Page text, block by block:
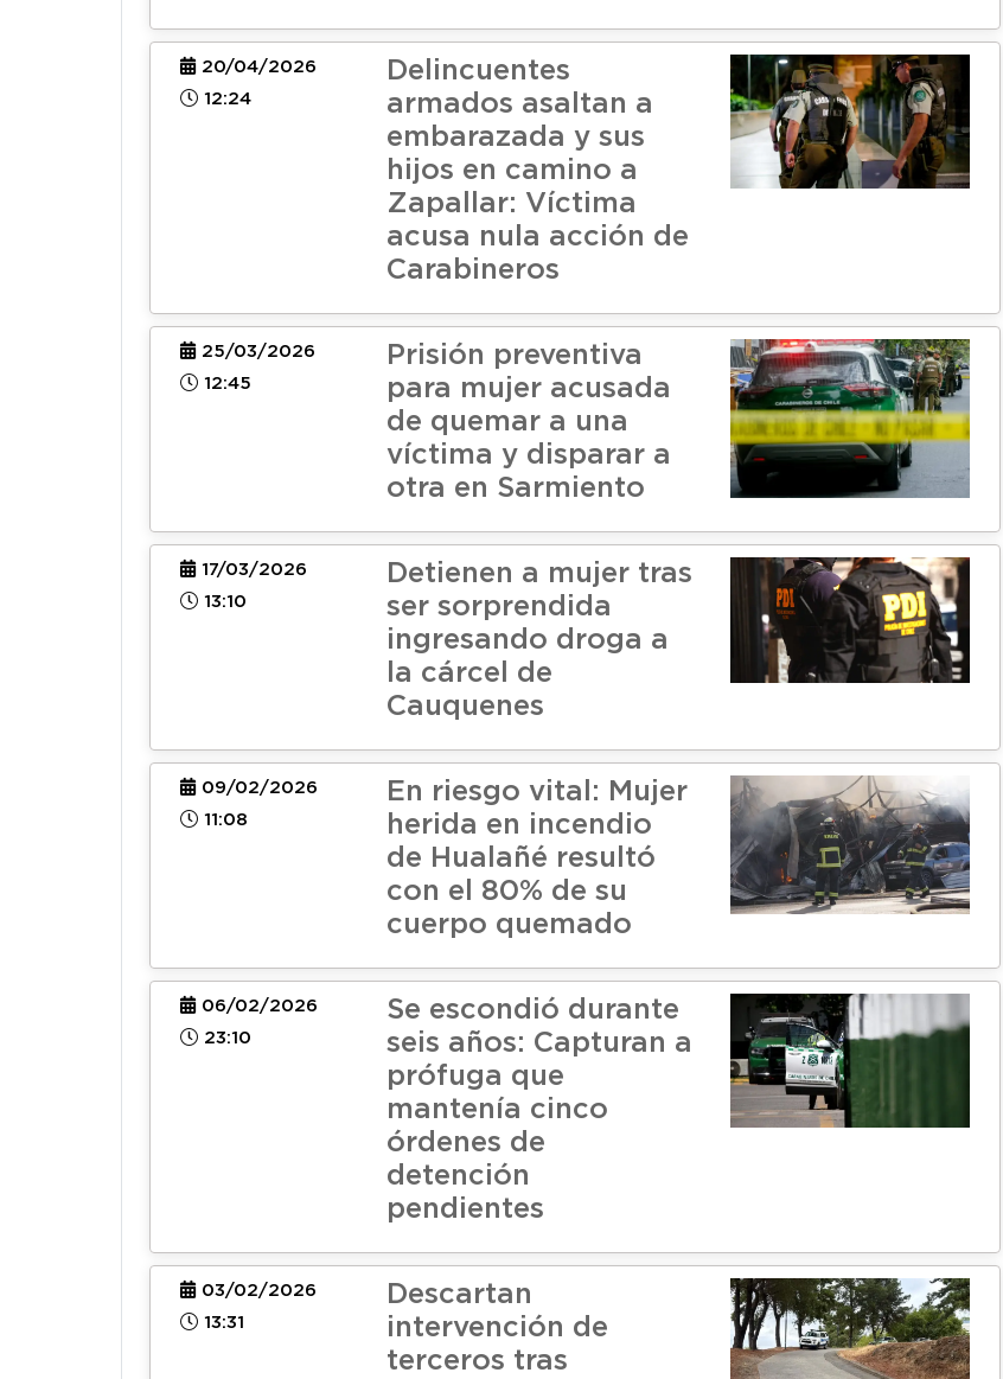
20/04/2026
12:24
Delincuentes
armados asaltan a
embarazada y sus
hijos en camino a
Zapallar: Víctima
acusa nula acción de
Carabineros
25/03/2026
12:45
Prisión preventiva
para mujer acusada
de quemar a una
víctima y disparar a
otra en Sarmiento
17/03/2026
13:10
Detienen a mujer tras
ser sorprendida
ingresando droga a
la cárcel de
Cauquenes
09/02/2026
11:08
En riesgo vital: Mujer
herida en incendio
de Hualañé resultó
con el 80% de su
cuerpo quemado
06/02/2026
23:10
Se escondió durante
seis años: Capturan a
prófuga que
mantenía cinco
órdenes de
detención
pendientes
03/02/2026
13:31
Descartan
intervención de
terceros tras